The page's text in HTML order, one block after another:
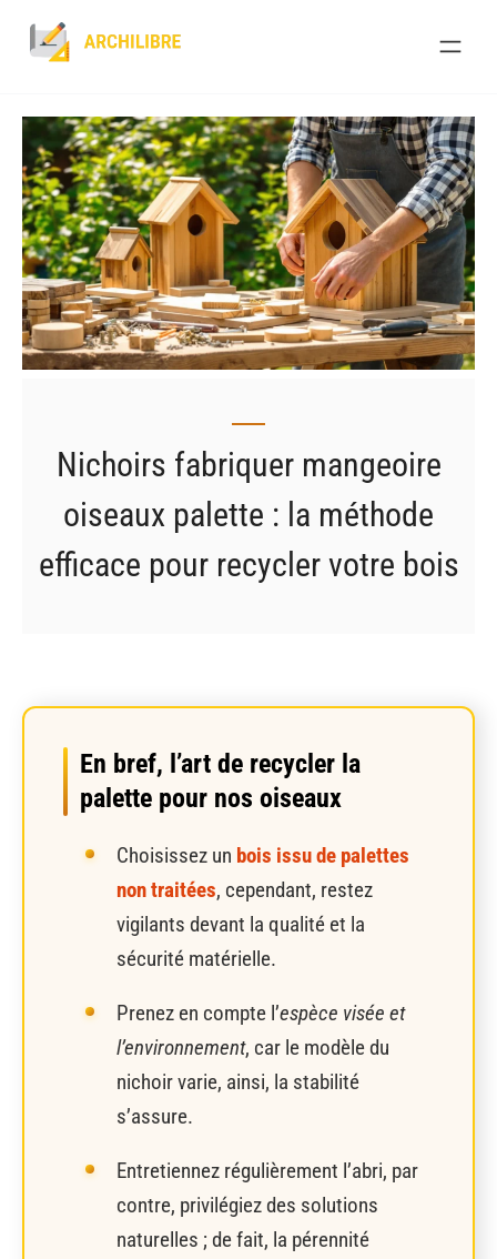
Nichoirs fabriquer mangeoire
oiseaux palette : la méthode
efficace pour recycler votre bois
En bref, l’art de recycler la
palette pour nos oiseaux
Choisissez un bois issu de palettes
non traitées, cependant, restez
vigilants devant la qualité et la
sécurité matérielle.
Prenez en compte l’espèce visée et
l’environnement, car le modèle du
nichoir varie, ainsi, la stabilité
s’assure.
Entretiennez régulièrement l’abri, par
contre, privilégiez des solutions
naturelles ; de fait, la pérennité